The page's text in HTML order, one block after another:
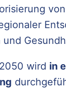
wird in